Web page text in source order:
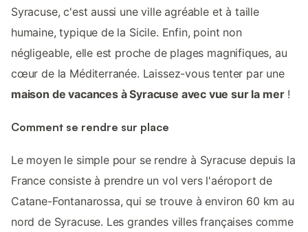
Syracuse, c'est aussi une ville agréable et à taille
humaine, typique de la Sicile. Enfin, point non
négligeable, elle est proche de plages magnifiques, au
cœur de la Méditerranée. Laissez-vous tenter par une
maison de vacances à Syracuse avec vue sur la mer!
Comment se rendre sur place
Le moyen le simple pour se rendre à Syracuse depuis la
France consiste à prendre un vol vers l'aéroport de
Catane-Fontanarossa, qui se trouve à environ 60 km au
nord de Syracuse. Les grandes villes françaises comme